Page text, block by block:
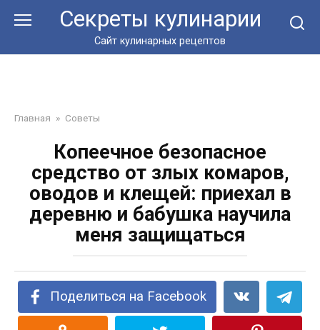
Секреты кулинарии
Сайт кулинарных рецептов
Главная » Советы
Копеечное безопасное
средство от злых комаров,
оводов и клещей: приехал в
деревню и бабушка научила
меня защищаться
Поделиться на Facebook